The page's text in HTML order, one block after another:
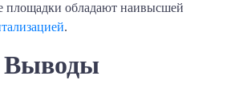
площадки обладают наивысшей
.
Выводы